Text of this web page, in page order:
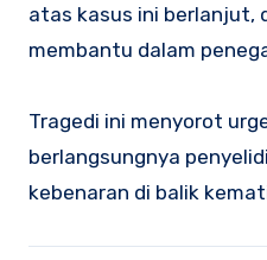
atas kasus ini berlanjut,
membantu dalam
Tragedi ini menyorot
berlangsungnya
kebenaran di balik